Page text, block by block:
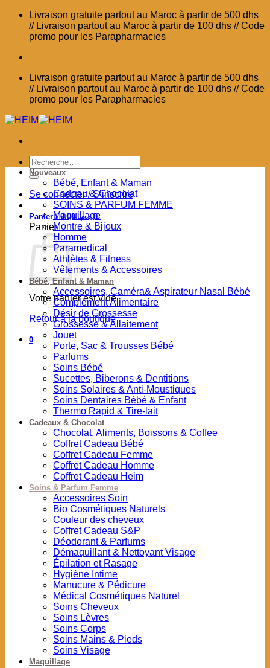
Passer
contenu
Livraison gratuite partout au Maroc à partir de 500 dhs
// Livraison partout au Maroc à partir de 100 dhs // Code
promo pour les Parapharmacies
Livraison gratuite partout au Maroc à partir de 500 dhs
// Livraison partout au Maroc à partir de 100 dhs // Code
promo pour les Parapharmacies
Recherche
pour :
Se connecter / S’inscrire
Panier / د.م.0,00 0
Panier
Votre panier est vide.
Retour à la boutique
0
Nouveaux
Bébé, Enfant & Maman
Cadeau & Chocolat
SOINS & PARFUM FEMME
Maquillage
Montre & Bijoux
Homme
Paramedical
Athlètes & Fitness
Vêtements & Accessoires
Bébé, Enfant & Maman
Accessoires, Caméra& Aspirateur Nasal Bébé
Complément Alimentaire
Désir de Grossesse
Grossesse & Allaitement
Jouet
Porte, Sac & Trousses Bébé
Parfums
Soins Bébé
Sucettes, Biberons & Dentitions
Soins Solaires & Anti-Moustiques
Soins Dentaires Bébé & Enfant
Thermo Rapid & Tire-lait
Cadeaux & Chocolat
Chocolat, Aliments, Boissons & Coffee
Coffret Cadeau Bébé
Coffret Cadeau Femme
Coffret Cadeau Homme
Coffret Cadeau Heim
Soins & Parfum Femme
Accessoires Soin
Bio Cosmétiques Naturels
Couleur des cheveux
Coffret Cadeau S&P
Déodorant & Parfums
Démaquillant & Nettoyant Visage
Épilation et Rasage
Hygiène Intime
Manucure & Pédicure
Médical Cosmétiques Naturel
Soins Cheveux
Soins Lèvres
Soins Corps
Soins Mains & Pieds
Soins Visage
Maquillage